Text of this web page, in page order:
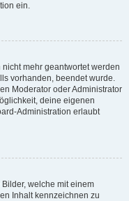
ein.
mehr geantwortet werden
vorhanden, beendet wurde.
Moderator oder Administrator
deine eigenen
Administration erlaubt
welche mit einem
Inhalt kennzeichnen zu